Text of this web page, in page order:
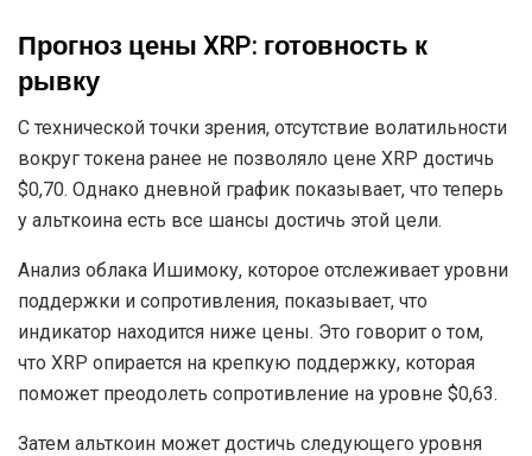
Прогноз цены XRP: готовность к
рывку
С технической точки зрения, отсутствие волатильности
вокруг токена ранее не позволяло цене XRP достичь
$0,70. Однако дневной график показывает, что теперь
у альткоина есть все шансы достичь этой цели.
Анализ облака Ишимоку, которое отслеживает уровни
поддержки и сопротивления, показывает, что
индикатор находится ниже цены. Это говорит о том,
что XRP опирается на крепкую поддержку, которая
поможет преодолеть сопротивление на уровне $0,63.
Затем альткоин может достичь следующего уровня